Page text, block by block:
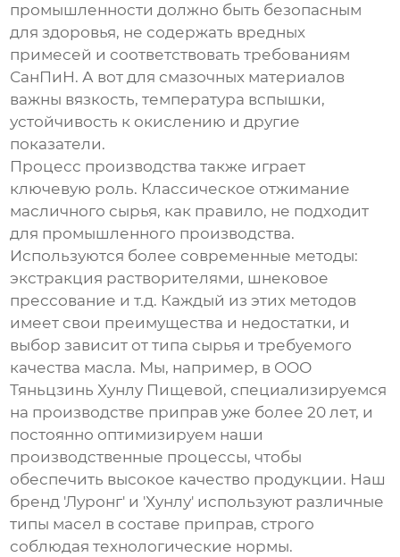
промышленности должно быть безопасным
для здоровья, не содержать вредных
примесей и соответствовать требованиям
СанПиН. А вот для смазочных материалов
важны вязкость, температура вспышки,
устойчивость к окислению и другие
показатели.
Процесс производства также играет
ключевую роль. Классическое отжимание
масличного сырья, как правило, не подходит
для промышленного производства.
Используются более современные методы:
экстракция растворителями, шнековое
прессование и т.д. Каждый из этих методов
имеет свои преимущества и недостатки, и
выбор зависит от типа сырья и требуемого
качества масла. Мы, например, в ООО
Тяньцзинь Хунлу Пищевой, специализируемся
на производстве приправ уже более 20 лет, и
постоянно оптимизируем наши
производственные процессы, чтобы
обеспечить высокое качество продукции. Наш
бренд 'Луронг' и 'Хунлу' используют различные
типы масел в составе приправ, строго
соблюдая технологические нормы.